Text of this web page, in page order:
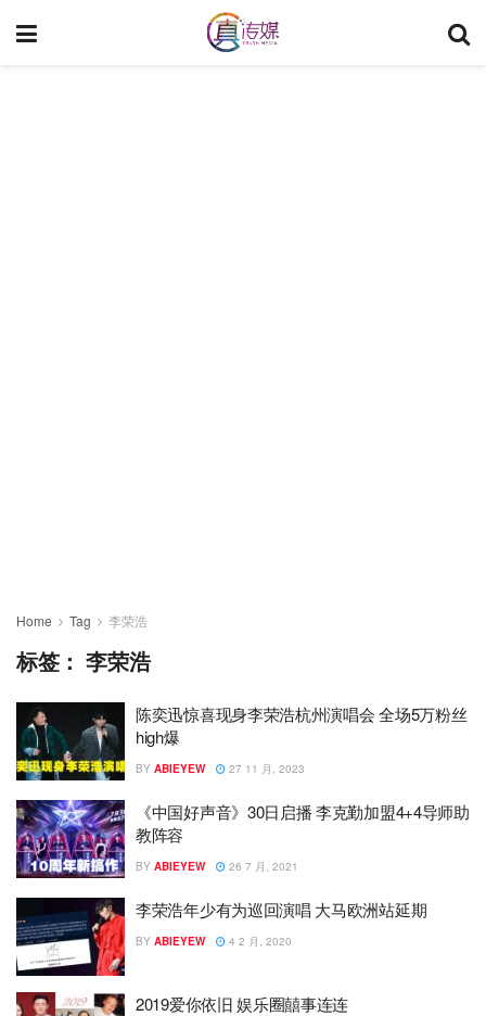
Home Tag 李荣浩
标签：李荣浩
陈奕迅惊喜现身李荣浩杭州演唱会 全场5万粉丝
high爆
BY ABIEYEW 27 11 月, 2023
《中国好声音》30日启播 李克勤加盟4+4导师助
教阵容
BY ABIEYEW 26 7 月, 2021
李荣浩年少有为巡回演唱 大马欧洲站延期
BY ABIEYEW 4 2 月, 2020
2019爱你依旧 娱乐圈囍事连连